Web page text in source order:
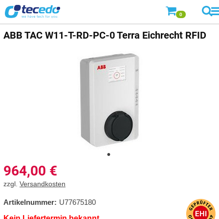
0
ABB TAC W11-T-RD-PC-0 Terra Eichrecht RFID
964,00 €
zzgl. Versandkosten
Artikelnummer: U77675180